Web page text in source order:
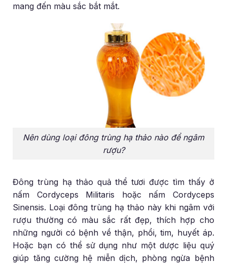
mang đến màu sắc bắt mắt.
Nên dùng loại đông trùng hạ thảo nào để ngâm
rượu?
Đông trùng hạ thảo quả thể tươi được tìm thấy ở
nấm Cordyceps Militaris hoặc nấm Cordyceps
Sinensis. Loại đông trùng hạ thảo này khi ngâm với
rượu thường có màu sắc rất đẹp, thích hợp cho
những người có bệnh về thận, phổi, tim, huyết áp.
Hoặc bạn có thể sử dụng như một dược liệu quý
giúp tăng cường hệ miễn dịch, phòng ngừa bệnh